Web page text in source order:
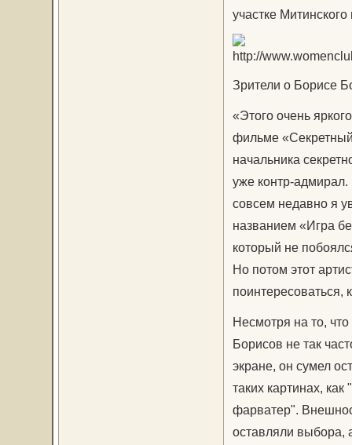
участке
Зрители о Борисе
«Этого очень
фильме
начальника
уже контр-
совсем недавно я
названием «Игра
который не
Но потом этот
поинтересоваться,
Несмотря на то,
Борисов не так
экране, он сумел
таких картинах,
фарватер".
оставляли выбора,